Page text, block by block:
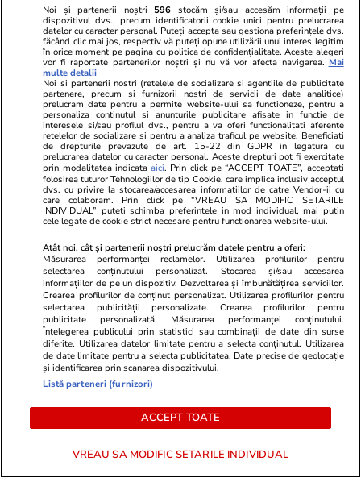
GSP.RO
DOSARUL COMPLET de la
Securitate al lui Dan Șucu. Pe cine
trebuia să toarne și cum îl
caracterizau sursele Securității
înainte și după recrutarea din
august 1984
GSP.RO
Fiica
în
direct, dau
PARTENERI
Libertateapentrufemei.ro
dacă-ți îngrijești părinții, bunicii
oricine!
Noi și partenerii noștri 596 stocăm și/sau accesăm informații pe
dispozitivul dvs., precum identificatorii cookie unici pentru prelucrarea
datelor cu caracter personal. Puteți accepta sau gestiona preferințele dvs.
făcând clic mai jos, respectiv vă puteți opune utilizării unui interes legitim
în orice moment pe pagina cu politica de confidențialitate. Aceste alegeri
vor fi raportate partenerilor noștri și nu vă vor afecta navigarea. Mai
multe detalii
Noi si partenerii nostri (retelele de socializare si agentiile de publicitate
partenere, precum si furnizorii nostri de servicii de date analitice)
prelucram date pentru a permite website-ului sa functioneze, pentru a
personaliza continutul si anunturile publicitare afisate in functie de
interesele si/sau profilul dvs., pentru a va oferi functionalitati aferente
retelelor de socializare si pentru a analiza traficul pe website. Beneficiati
de drepturile prevazute de art. 15-22 din GDPR in legatura cu
prelucrarea datelor cu caracter personal. Aceste drepturi pot fi exercitate
prin modalitatea indicataaici. Prin click pe “ACCEPT TOATE”, acceptati
folosirea tuturor Tehnologiilor de tip Cookie, care implica inclusiv acceptul
dvs. cu privire la stocarea/accesarea informatiilor de catre Vendor-ii cu
care colaboram. Prin click pe “VREAU SA MODIFIC SETARILE
INDIVIDUAL” puteti schimba preferintele in mod individual, mai putin
cele legate de cookie strict necesare pentru functionarea website-ului.
Atât noi, cât și partenerii noștri prelucrăm datele pentru a oferi:
Măsurarea performanței reclamelor. Utilizarea profilurilor pentru
selectarea conținutului personalizat. Stocarea și/sau accesarea
informațiilor de pe un dispozitiv. Dezvoltarea și îmbunătățirea serviciilor.
Crearea profilurilor de conținut personalizat. Utilizarea profilurilor pentru
selectarea publicității personalizate. Crearea profilurilor pentru
publicitate personalizată. Măsurarea performanței conținutului.
Înțelegerea publicului prin statistici sau combinații de date din surse
diferite. Utilizarea datelor limitate pentru a selecta conținutul. Utilizarea
de date limitate pentru a selecta publicitatea. Date precise de geolocație
și identificarea prin scanarea dispozitivului.
Listă parteneri (furnizori)
ACCEPT TOATE
VREAU SA MODIFIC SETARILE INDIVIDUAL